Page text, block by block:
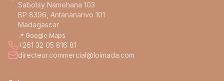
Sabotsy Namehana 103
BP 8396, Antananarivo 101
Madagascar
📍 Google Maps
+261 32 05 816 81
directeur.commercial@loimada.com